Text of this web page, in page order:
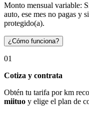
Monto mensual variable:
auto, ese mes no pagas y
protegido(a).
¿Cómo funciona?
01
Cotiza y contrata
Obtén tu tarifa por km
miituo y elige el plan de